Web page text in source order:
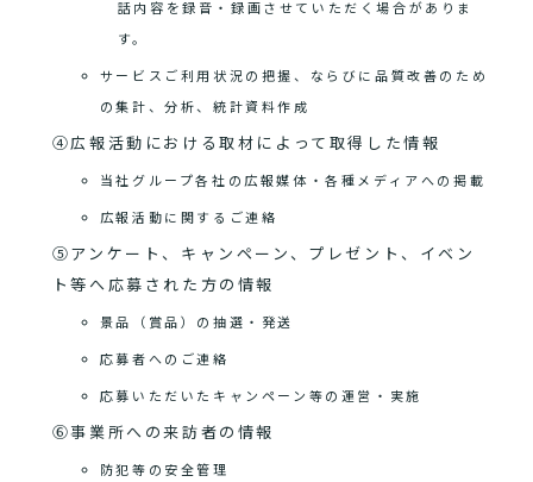
話内容を録音・録画させていただく場合がありま
す。
サービスご利用状況の把握、ならびに品質改善のため
の集計、分析、統計資料作成
④広報活動における取材によって取得した情報
当社グループ各社の広報媒体・各種メディアへの掲載
広報活動に関するご連絡
⑤アンケート、キャンペーン、プレゼント、イベン
ト等へ応募された方の情報
景品（賞品）の抽選・発送
応募者へのご連絡
応募いただいたキャンペーン等の運営・実施
⑥事業所への来訪者の情報
防犯等の安全管理